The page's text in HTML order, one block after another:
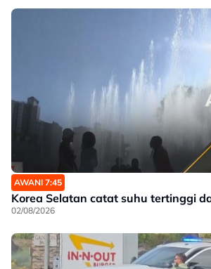
AWANI 7:45
Korea Selatan catat suhu tertinggi
02/08/2026